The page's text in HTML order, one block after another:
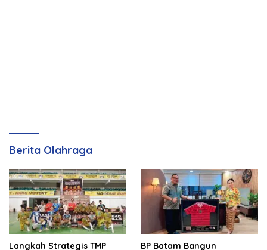
Berita Olahraga
Langkah Strategis TMP
BP Batam Bangun